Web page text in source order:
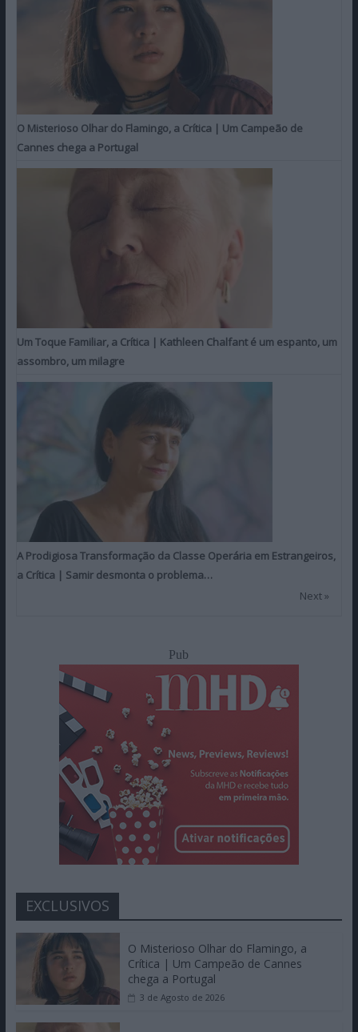
O Misterioso Olhar do Flamingo, a Crítica | Um Campeão de
Cannes chega a Portugal
Um Toque Familiar, a Crítica | Kathleen Chalfant é um espanto, um
assombro, um milagre
A Prodigiosa Transformação da Classe Operária em Estrangeiros,
a Crítica | Samir desmonta o problema…
Next »
Pub
EXCLUSIVOS
O Misterioso Olhar do Flamingo, a
Crítica | Um Campeão de Cannes
chega a Portugal
3 de Agosto de 2026